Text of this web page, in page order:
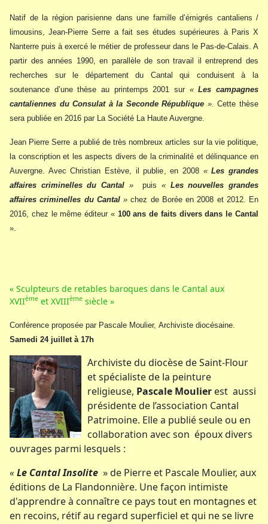
Natif de la région parisienne dans une famille d’émigrés cantaliens /
limousins, Jean-Pierre Serre a fait ses études supérieures à Paris X
Nanterre puis à exercé le métier de professeur dans le Pas-de-Calais. A
partir des années 1990, en parallèle de son travail il entreprend des
recherches sur le département du Cantal qui conduisent à la
soutenance d’une thèse au printemps 2001 sur «Les campagnes
cantaliennes du Consulat à la Seconde République ».Cette thèse
sera publiée en 2016 par La Société La Haute Auvergne.
Jean Pierre Serre a publié de très nombreux articles sur la vie politique,
la conscription et les aspects divers de la criminalité et délinquance en
Auvergne. Avec Christian Estève, il publie, en 2008 «Les grandes
affaires criminelles du Cantal » puis « Les nouvelles grandes
affaires criminelles du Cantal»chez de Borée en 2008 et 2012. En
2016, chez le même éditeur «100 ans de faits divers dans le Cantal
».
« Sculpteurs de retables baroques dans le Cantal aux
XVIIème et XVIIIème siècle »
Conférence proposée par Pascale Moulier, Archiviste diocésaine.
Samedi 24 juillet à 17h
Archiviste du diocèse de Saint-Flour
et spécialiste de la peinture
religieuse, Pascale Moulier est aussi
présidente de l’association Cantal
Patrimoine. Elle a publié seule ou en
collaboration avec son époux divers
ouvrages parmi lesquels :
«Le Cantal Insolite » de Pierre et Pascale Moulier, aux
éditions de La Flandonnière. Une façon intimiste
d'apprendre à connaître ce pays tout en montagnes et
en recoins, rétif au regard superficiel et qui ne se livre